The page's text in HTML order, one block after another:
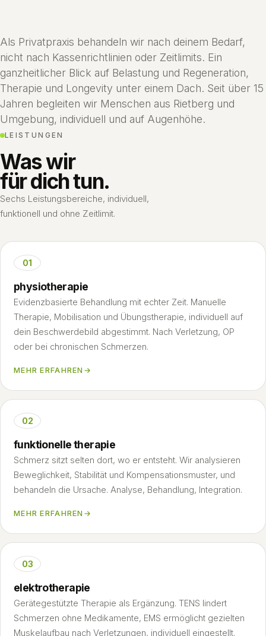
Als Privatpraxis behandeln wir nach deinem Bedarf,
nicht nach Kassenrichtlinien oder Zeitlimits. Ein
ganzheitlicher Blick auf Belastung und Regeneration,
Therapie und Longevity unter einem Dach. Seit über 15
Jahren begleiten wir Menschen aus Rietberg und
Umgebung, individuell und auf Augenhöhe.
LEISTUNGEN
Was wir
für dich tun.
Sechs Leistungsbereiche, individuell,
funktionell und ohne Zeitlimit.
01
physiotherapie
Evidenzbasierte Behandlung mit echter Zeit. Manuelle
Therapie, Mobilisation und Übungstherapie, individuell auf
dein Beschwerdebild abgestimmt. Nach Verletzung, OP
oder bei chronischen Schmerzen.
MEHR ERFAHREN →
02
funktionelle therapie
Schmerz sitzt selten dort, wo er entsteht. Wir analysieren
Beweglichkeit, Stabilität und Kompensationsmuster, und
behandeln die Ursache. Analyse, Behandlung, Integration.
MEHR ERFAHREN →
03
elektrotherapie
Gerätegestützte Therapie als Ergänzung. TENS lindert
Schmerzen ohne Medikamente, EMS ermöglicht gezielten
Muskelaufbau nach Verletzungen, individuell eingestellt.